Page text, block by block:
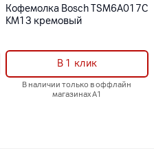
Кофемолка Bosch TSM6A017C
KM13 кремовый
В 1 клик
В наличии только в оффлайн
магазинах А1